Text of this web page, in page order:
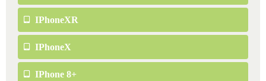
IPhoneXR
IPhoneX
IPhone 8+